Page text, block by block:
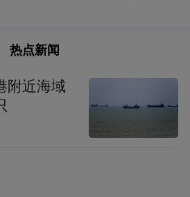
热点新闻
附近海域